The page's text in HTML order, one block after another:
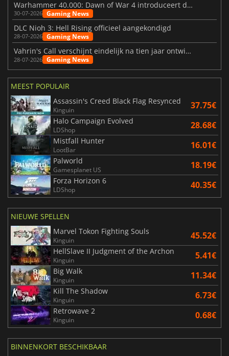
Warhammer 40.000: Dawn of War 4 introduceert de Necron-factie
30-07-2026 Gaming News
DLC Nioh 3: Hell Rising officieel aangekondigd
28-07-2026 Gaming News
Vahrin's Call verschijnt eindelijk na tien jaar ontwikkeling
28-07-2026 Gaming News
MEEST POPULAIR
Assassin's Creed Black Flag Resynced
Kinguin 37.75€
Halo Campaign Evolved
LDShop 28.68€
Mistfall Hunter
LootBar 16.01€
Palworld
Gamesplanet US 18.19€
Forza Horizon 6
LDShop 40.35€
NIEUWE SPELLEN
Marvel Tokon Fighting Souls
Kinguin 45.52€
HellSlave II Judgment of the Archon
Kinguin 5.41€
Big Walk
Kinguin 11.34€
Kill The Shadow
Kinguin 6.73€
Retrowave 2
Kinguin 0.68€
BINNENKORT BESCHIKBAAR